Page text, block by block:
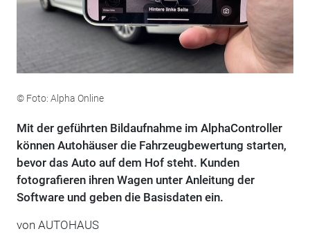
© Foto: Alpha Online
Mit der geführten Bildaufnahme im AlphaController
können Autohäuser die Fahrzeugbewertung starten,
bevor das Auto auf dem Hof steht. Kunden
fotografieren ihren Wagen unter Anleitung der
Software und geben die Basisdaten ein.
von AUTOHAUS